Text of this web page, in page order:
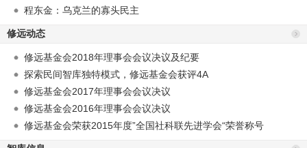
程东金：乌克兰的寡头民主
修远动态
修远基金会2018年理事会会议决议及纪要
探索民间智库独特模式，修远基金会获评4A
修远基金会2017年理事会会议决议
修远基金会2016年理事会会议决议
修远基金会荣获2015年度”全国社科联先进学会“荣誉称号